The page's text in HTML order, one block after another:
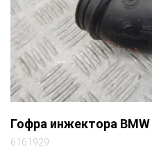
Гофра инжектора BMW
6161929